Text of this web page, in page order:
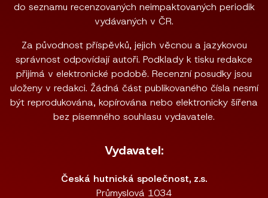
do seznamu recenzovaných neimpaktovaných periodik
vydávaných v ČR.
Za původnost příspěvků, jejich věcnou a jazykovou
správnost odpovídají autoři. Podklady k tisku redakce
přijímá v elektronické podobě. Recenzní posudky jsou
uloženy v redakci. Žádná část publikovaného čísla nesmí
být reprodukována, kopírována nebo elektronicky šířena
bez písemného souhlasu vydavatele.
Vydavatel:
Česká hutnická společnost, z.s.
Průmyslová 1034